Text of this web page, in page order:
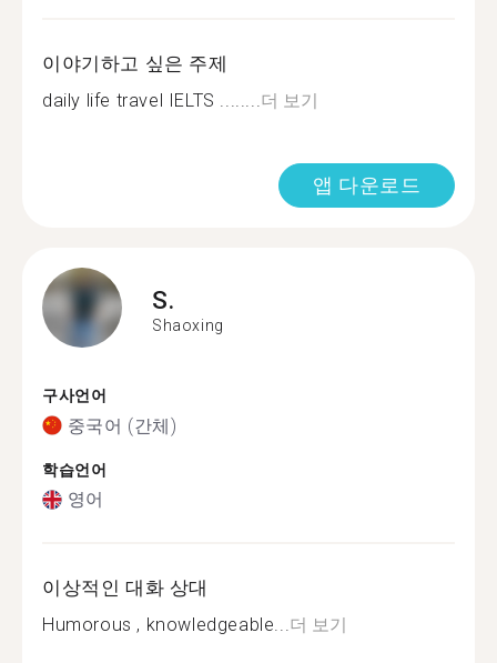
이야기하고 싶은 주제
daily life travel IELTS ........더 보기
앱 다운로드
S.
Shaoxing
구사언어
중국어 (간체)
학습언어
영어
이상적인 대화 상대
Humorous , knowledgeable...더 보기